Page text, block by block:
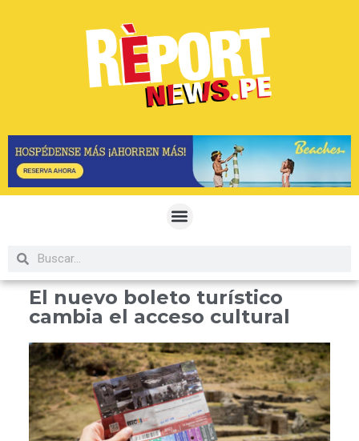
El nuevo boleto turístico
cambia el acceso cultural